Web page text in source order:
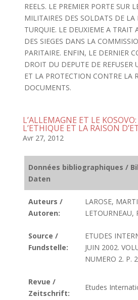
REELS. LE PREMIER PORTE SUR
MILITAIRES DES SOLDATS DE LA
TURQUIE. LE DEUXIEME A TRAIT
DES SIEGES DANS LA
PARITAIRE. ENFIN, LE DERNIER
DROIT DU DEPUTE DE REFUSER
ET LA PROTECTION CONTRE LA
DOCUMENTS.
L’ALLEMAGNE ET LE
L’ETHIQUE ET LA RAISON
Avr 27, 2012
Données bibliographiques /
Daten
Auteurs /
Autoren:
LAROSE,
LETOURNEAU,
Source /
Fundstelle:
ETUDES
JUIN 2002.
NUMERO 2. P.
Revue /
Zeitschrift:
Etudes